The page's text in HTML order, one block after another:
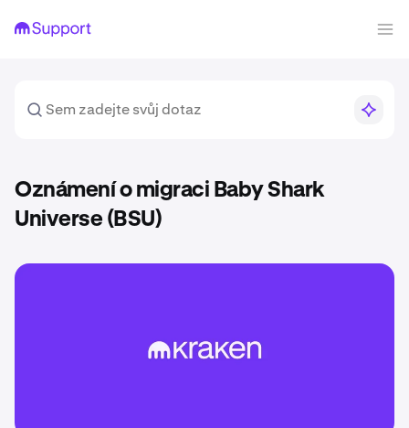
Oznámení o migraci Baby Shark
Universe (BSU)